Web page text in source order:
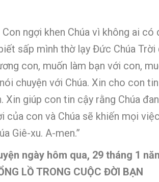
ngợi khen Chúa vì không ai
sấp mình thờ lạy Đức Chúa
con, muốn làm bạn với con,
chuyện với Chúa. Xin cho con
giúp con tin cậy rằng Chúa
con và Chúa sẽ khiến mọi
Giê-xu. A-men.”
ngày hôm qua, 29 tháng 1
LỒ TRONG CUỘC ĐỜI BẠN